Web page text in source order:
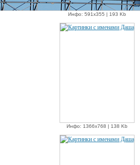
Инфо: 591х355 | 193 Kb
Инфо: 1366х768 | 138 Kb